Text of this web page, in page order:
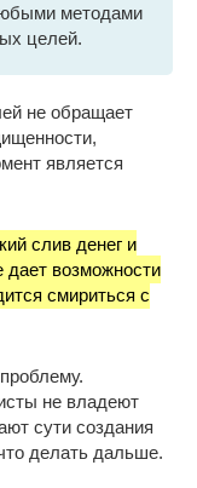
методами
целей.
не обращает
является
слив денег и
возможности
смириться с
не владеют
сути создания
делать дальше.